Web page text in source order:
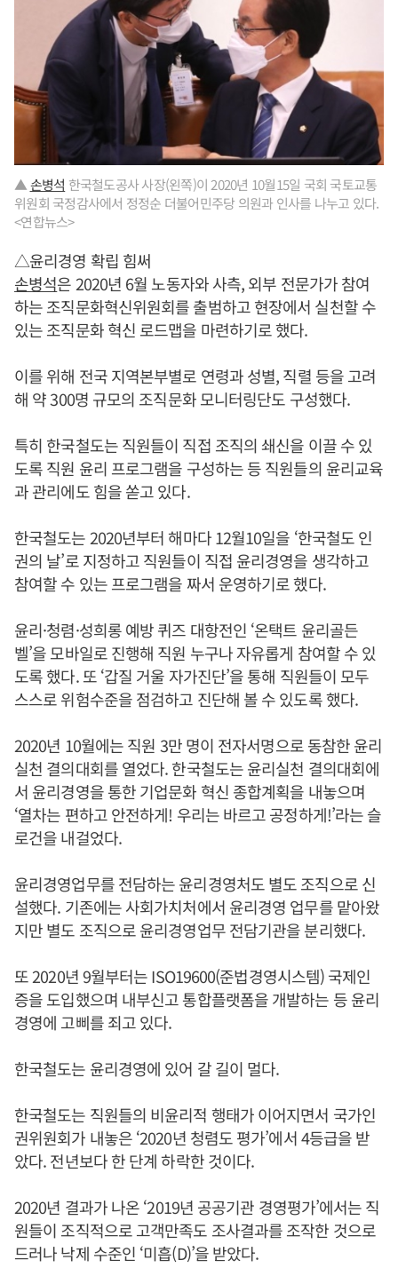
▲손병석 한국철도공사 사장(왼쪽)이 2020년 10월15일 국회 국토교통
위원회 국정감사에서 정정순 더불어민주당 의원과 인사를 나누고 있다.
<연합뉴스>
△윤리경영 확립 힘써
손병석은 2020년 6월 노동자와 사측, 외부 전문가가 참여
하는 조직문화혁신위원회를 출범하고 현장에서 실천할 수
있는 조직문화 혁신 로드맵을 마련하기로 했다.
이를 위해 전국 지역본부별로 연령과 성별, 직렬 등을 고려
해 약 300명 규모의 조직문화 모니터링단도 구성했다.
특히 한국철도는 직원들이 직접 조직의 쇄신을 이끌 수 있
도록 직원 윤리 프로그램을 구성하는 등 직원들의 윤리교육
과 관리에도 힘을 쏟고 있다.
한국철도는 2020년부터 해마다 12월10일을 ‘한국철도 인
권의 날’로 지정하고 직원들이 직접 윤리경영을 생각하고
참여할 수 있는 프로그램을 짜서 운영하기로 했다.
윤리·청렴·성희롱 예방 퀴즈 대항전인 ‘온택트 윤리골든
벨’을 모바일로 진행해 직원 누구나 자유롭게 참여할 수 있
도록 했다. 또 ‘갑질 거울 자가진단’을 통해 직원들이 모두
스스로 위험수준을 점검하고 진단해 볼 수 있도록 했다.
2020년 10월에는 직원 3만 명이 전자서명으로 동참한 윤리
실천 결의대회를 열었다. 한국철도는 윤리실천 결의대회에
서 윤리경영을 통한 기업문화 혁신 종합계획을 내놓으며
‘열차는 편하고 안전하게! 우리는 바르고 공정하게!’라는 슬
로건을 내걸었다.
윤리경영업무를 전담하는 윤리경영처도 별도 조직으로 신
설했다. 기존에는 사회가치처에서 윤리경영 업무를 맡아왔
지만 별도 조직으로 윤리경영업무 전담기관을 분리했다.
또 2020년 9월부터는 ISO19600(준법경영시스템) 국제인
증을 도입했으며 내부신고 통합플랫폼을 개발하는 등 윤리
경영에 고삐를 죄고 있다.
한국철도는 윤리경영에 있어 갈 길이 멀다.
한국철도는 직원들의 비윤리적 행태가 이어지면서 국가인
권위원회가 내놓은 ‘2020년 청렴도 평가’에서 4등급을 받
았다. 전년보다 한 단계 하락한 것이다.
2020년 결과가 나온 ‘2019년 공공기관 경영평가’에서는 직
원들이 조직적으로 고객만족도 조사결과를 조작한 것으로
드러나 낙제 수준인 ‘미흡(D)’을 받았다.